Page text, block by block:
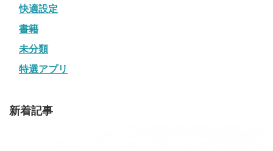
快適設定
書籍
未分類
特選アプリ
新着記事